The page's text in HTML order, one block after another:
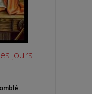
jours